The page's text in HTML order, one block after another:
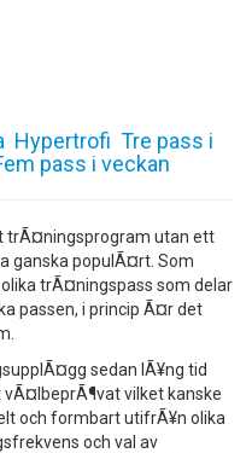
Hypertrofi Tre pass i
pass i veckan
trÃ¤ningsprogram utan ett
ganska populÃ¤rt. Som
trÃ¤ningspass som delar
passen, i princip Ã¤r det
sedan lÃ¥ng tid
vilket kanske
och formbart utifrÃ¥n olika
och val av